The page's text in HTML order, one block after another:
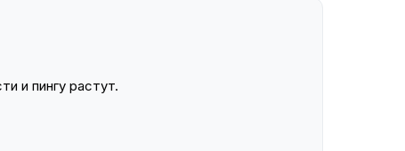
и пингу растут.